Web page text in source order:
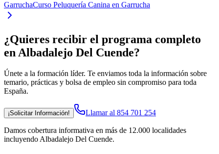
GarruchaCurso Peluquería Canina en Garrucha
¿Quieres recibir el programa completo
en Albadalejo Del Cuende?
Únete a la formación líder. Te enviamos toda la información sobre
temario, prácticas y bolsa de empleo sin compromiso para toda
España.
¡Solicitar Información! Llamar al 854 701 254
Damos cobertura informativa en más de 12.000 localidades
incluyendo Albadalejo Del Cuende.